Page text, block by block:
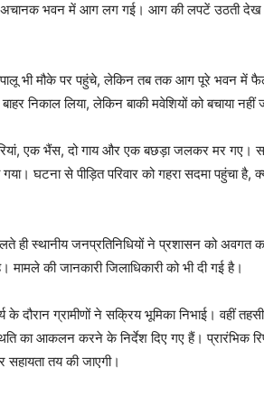
अचानक भवन में आग लग गई। आग की लपटें उठती
भी मौके पर पहुंचे, लेकिन तब तक आग पूरे भवन में
बाहर निकाल लिया, लेकिन बाकी मवेशियों को बचाया नहीं
एक भैंस, दो गाय और एक बछड़ा जलकर मर गए।
गया। घटना से पीड़ित परिवार को गहरा सदमा पहुंचा
ही स्थानीय जनप्रतिनिधियों ने प्रशासन को अवगत
मामले की जानकारी जिलाधिकारी को भी दी गई है।
के दौरान ग्रामीणों ने सक्रिय भूमिका निभाई। वहीं
का आकलन करने के निर्देश दिए गए हैं। प्रारंभिक
सहायता तय की जाएगी।